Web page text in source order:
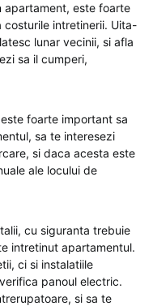
apartament, este foarte
intretinerii. Uita-
lunar vecinii, si afla
sa il cumperi,
foarte important sa
sa te interesezi
si daca acesta este
ale locului de
cu siguranta trebuie
intretinut apartamentul.
ci si instalatiile
panoul electric.
si sa te